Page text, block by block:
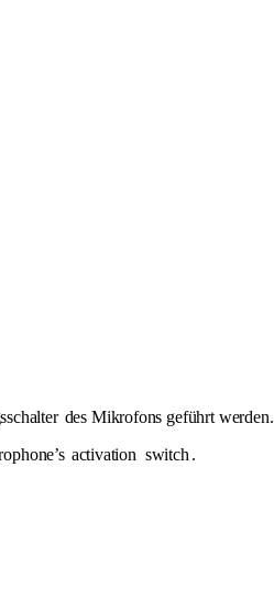
des Mikrofons geführt werden.
activation switch .